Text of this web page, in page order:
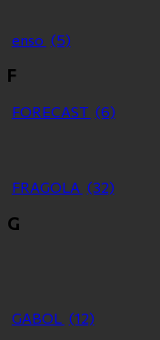
enso (5)
F
FORECAST (6)
FRAGOLA (32)
G
GABOL (12)